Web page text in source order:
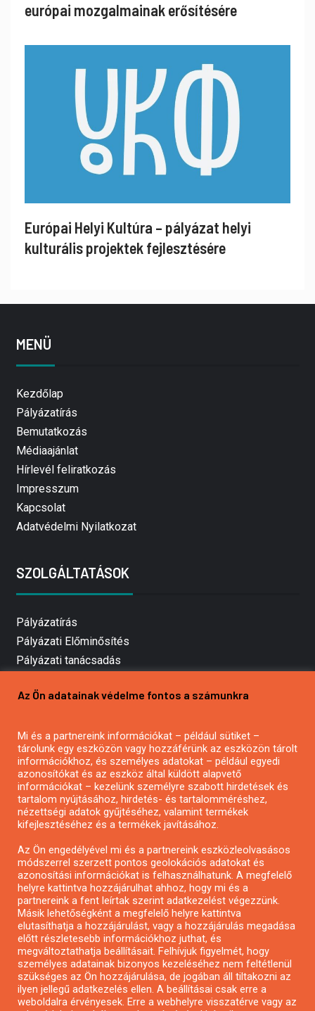
európai mozgalmainak erősítésére
Európai Helyi Kultúra – pályázat helyi
kulturális projektek fejlesztésére
MENÜ
Kezdőlap
Pályázatírás
Bemutatkozás
Médiaajánlat
Hírlevél feliratkozás
Impresszum
Kapcsolat
Adatvédelmi Nyilatkozat
SZOLGÁLTATÁSOK
Pályázatírás
Pályázati Előminősítés
Pályázati tanácsadás
Mezőgazdasági pályázatírás
Pályázatírás civil szervezeteknek
Pályázatírás önkormányzatoknak
Pályázatfigyelés
Specifikus pályázatfigyelés vagy hírlevél
Pályázatok magánszemélyeknek
Pályázatok civil szervezeteknek
Pályázatok vállalkozásoknak
Önkormányzati pályázatok
Mezőgazdasági pályázatok
Falusi turizmus pályázatok
Napelem pályázatok
Az Ön adatainak védelme fontos a számunkra
Mi és a partnereink információkat – például sütiket –
tárolunk egy eszközön vagy hozzáférünk az eszközön tárolt
információkhoz, és személyes adatokat – például egyedi
azonosítókat és az eszköz által küldött alapvető
információkat – kezelünk személyre szabott hirdetések és
tartalom nyújtásához, hirdetés- és tartalomméréshez,
nézettségi adatok gyűjtéséhez, valamint termékek
kifejlesztéséhez és a termékek javításához.
Az Ön engedélyével mi és a partnereink eszközleolvasásos
módszerrel szerzett pontos geolokációs adatokat és
azonosítási információkat is felhasználhatunk. A megfelelő
helyre kattintva hozzájárulhat ahhoz, hogy mi és a
partnereink a fent leírtak szerint adatkezelést végezzünk.
Másik lehetőségként a megfelelő helyre kattintva
elutasíthatja a hozzájárulást, vagy a hozzájárulás megadása
előtt részletesebb információkhoz juthat, és
megváltoztathatja beállításait. Felhívjuk figyelmét, hogy
személyes adatainak bizonyos kezeléséhez nem feltétlenül
szükséges az Ön hozzájárulása, de jogában áll tiltakozni az
ilyen jellegű adatkezelés ellen. A beállításai csak erre a
weboldalra érvényesek. Erre a webhelyre visszatérve vagy az